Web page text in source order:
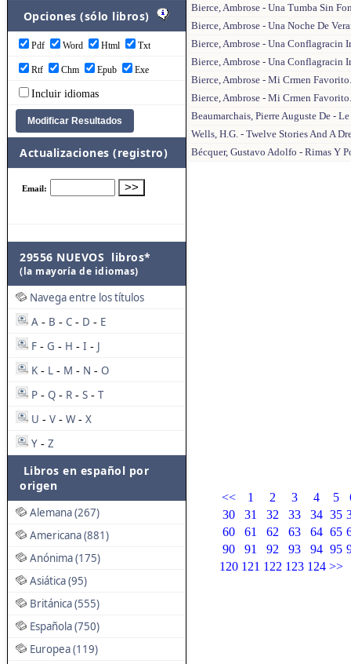
Opciones (sólo libros)
Pdf Word Html Txt
Rtf Chm Epub Exe
Incluir idiomas
Actualizaciones (registro)
29556 NUEVOS libros*
(la mayoría de idiomas)
Navega entre los títulos
A - B - C - D - E
F - G - H - I - J
K - L - M - N - O
P - Q - R - S - T
U - V - W - X
Y - Z
Libros en español por
origen
Alemana (267)
Americana (881)
Anónima (175)
Asiática (95)
Británica (555)
Española (750)
Europea (119)
Bierce, Ambrose - Una Tumba Sin
Bierce, Ambrose - Una Noche De
Bierce, Ambrose - Una Conflagracin
Bierce, Ambrose - Una Conflagracin
Bierce, Ambrose - Mi Crmen
Bierce, Ambrose - Mi Crmen
Beaumarchais, Pierre Auguste De -
Wells, H.G. - Twelve Stories And A
Bécquer, Gustavo Adolfo - Rimas Y
<< 1 2 3 4 5
30
31 32 33 34 35
60
61 62 63 64 65
90
91 92 93 94 95
120 121 122 123 124 >>